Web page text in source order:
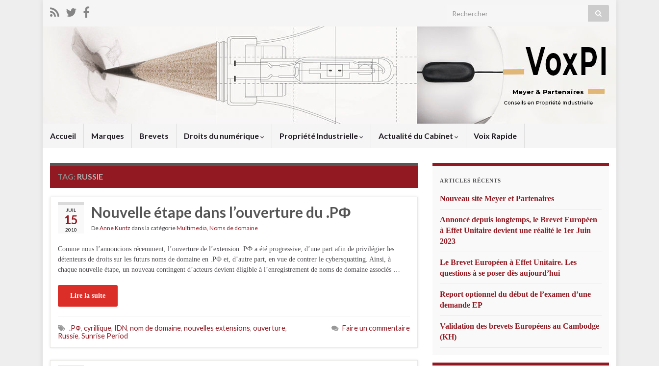
Search for:
Accueil Marques Brevets Droits du numérique Propriété Industrielle Actualité du Cabinet Voix Rapide
TAG: RUSSIE
JUIL
15
2010
Nouvelle étape dans l’ouverture du .PФ
DeAnne Kuntz dans la catégorieMultimedia, Noms de domaine
Comme nous l’annoncions récemment, l’ouverture de l’extension .PФ a été progressive, d’une part afin de privilégier les
détenteurs de droits sur les futurs noms de domaine en .PФ et, d’autre part, en vue de contrer le cybersquatting. Ainsi, à
chaque nouvelle étape, un nouveau contingent d’acteurs devient éligible à l’enregistrement de noms de domaine associés …
Lire la suite
.PФ, cyrillique, IDN, nom de domaine, nouvelles extensions, ouverture,
Russie, Sunrise Period
Faire un commentaire
ARTICLES RÉCENTS
Nouveau site Meyer et Partenaires
Annoncé depuis longtemps, le Brevet Européen
à Effet Unitaire devient une réalité le 1er Juin
2023
Le Brevet Européen à Effet Unitaire. Les
questions à se poser dès aujourd’hui
Report optionnel du début de l’examen d’une
demande EP
Validation des brevets Européens au Cambodge
(KH)